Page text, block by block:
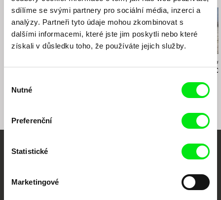
sdílíme se svými partnery pro sociální média, inzerci a
analýzy. Partneři tyto údaje mohou zkombinovat s
dalšími informacemi, které jste jim poskytli nebo které
získali v důsledku toho, že používáte jejich služby.
souhlasu
Nutné
Preferenční
Statistické
Marketingové
Poslední dny
Srbenka
Nicolas Wadimoff
Aisheen /
dokumentární kino